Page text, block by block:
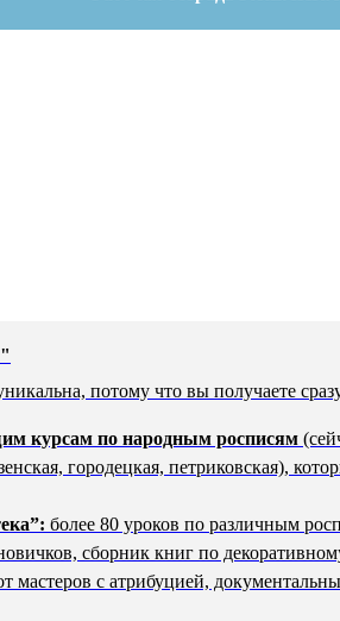
потому что вы получаете
курсам по народным росписям
городецкая, петриковская),
более 80 уроков по различным
сборник книг по
мастеров с атрибуцией,